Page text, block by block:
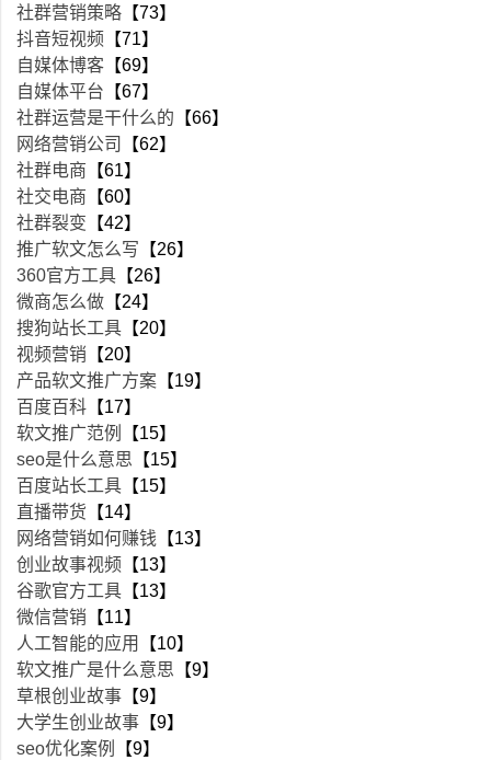
社群营销策略 【73】
抖音短视频 【71】
自媒体博客 【69】
自媒体平台 【67】
社群运营是干什么的 【66】
网络营销公司
【62】
社群电商 【61】
社交电商 【60】
社群裂变 【42】
推广软文怎么写 【26】
360官方工具 【26】
微商怎么做 【24】
搜狗站长工具 【20】
视频营销 【20】
产品软文推广方案 【19】
百度百科 【17】
软文推广范例
【15】
seo是什么意思 【15】
百度站长工具 【15】
直播带货 【14】
网络营销如何赚钱 【13】
创业故事视频 【13】
谷歌官方工具 【13】
微信营销 【11】
人工智能的应用
【10】
软文推广是什么意思 【9】
草根创业故事 【9】
大学生创业故事 【9】
seo优化案例
【9】